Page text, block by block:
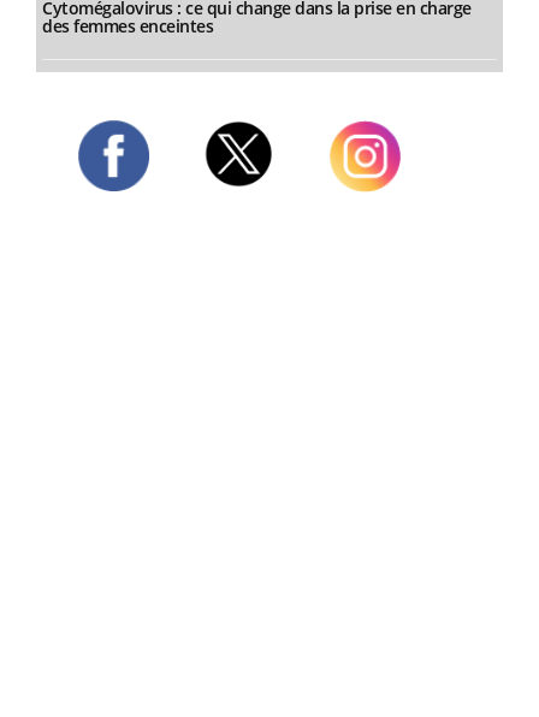
Cytomégalovirus : ce qui change dans la prise en charge
des femmes enceintes